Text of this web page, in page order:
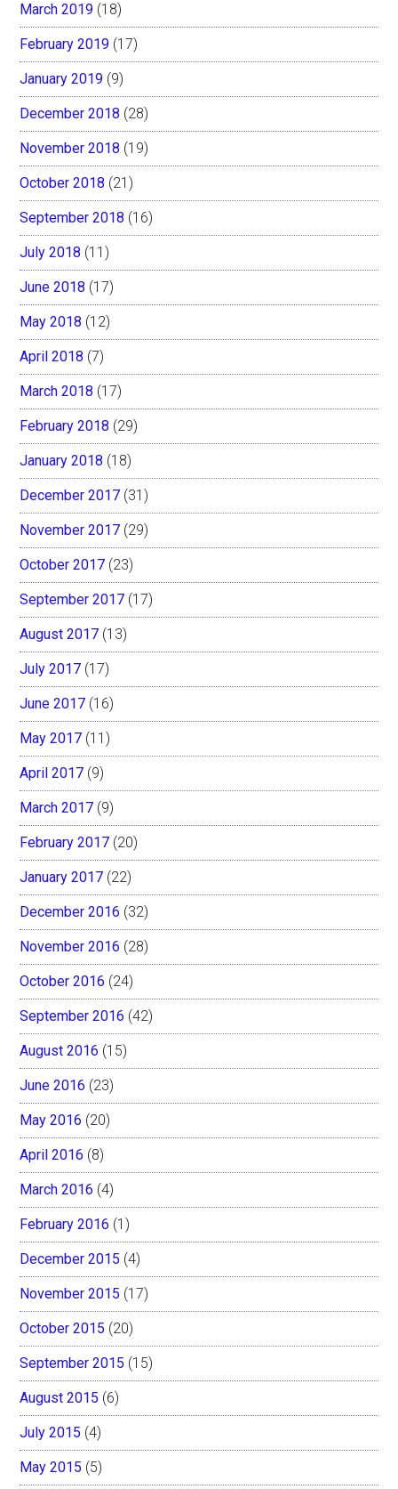
March 2019 (18)
February 2019 (17)
January 2019 (9)
December 2018 (28)
November 2018 (19)
October 2018 (21)
September 2018 (16)
July 2018 (11)
June 2018 (17)
May 2018 (12)
April 2018 (7)
March 2018 (17)
February 2018 (29)
January 2018 (18)
December 2017 (31)
November 2017 (29)
October 2017 (23)
September 2017 (17)
August 2017 (13)
July 2017 (17)
June 2017 (16)
May 2017 (11)
April 2017 (9)
March 2017 (9)
February 2017 (20)
January 2017 (22)
December 2016 (32)
November 2016 (28)
October 2016 (24)
September 2016 (42)
August 2016 (15)
June 2016 (23)
May 2016 (20)
April 2016 (8)
March 2016 (4)
February 2016 (1)
December 2015 (4)
November 2015 (17)
October 2015 (20)
September 2015 (15)
August 2015 (6)
July 2015 (4)
May 2015 (5)